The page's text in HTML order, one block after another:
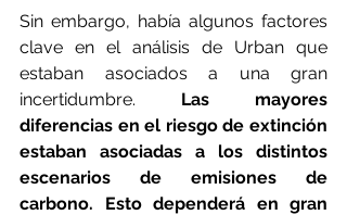
Sin embargo, había algunos factores
clave en el análisis de Urban que
estaban asociados a una gran
incertidumbre. Las mayores
diferencias en el riesgo de extinción
estaban asociadas a los distintos
escenarios de emisiones de
carbono. Esto dependerá en gran